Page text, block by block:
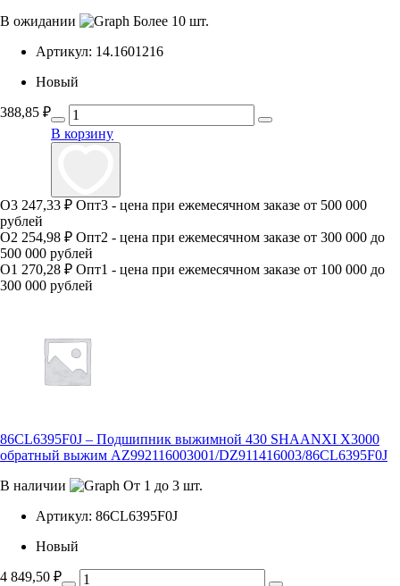
В ожидании
Более 10 шт.
Артикул: 14.1601216
Новый
388,85 ₽
В корзину
О3 247,33 ₽ Опт3 - цена при ежемесячном заказе от 500 000
рублей
О2 254,98 ₽ Опт2 - цена при ежемесячном заказе от 300 000 до
500 000 рублей
О1 270,28 ₽ Опт1 - цена при ежемесячном заказе от 100 000 до
300 000 рублей
86CL6395F0J – Подшипник выжимной 430 SHAANXI X3000
обратный выжим AZ992116003001/DZ911416003/86CL6395F0J
В наличии
От 1 до 3 шт.
Артикул: 86CL6395F0J
Новый
4 849,50 ₽